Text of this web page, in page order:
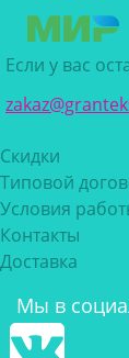
Если у вас
Скидки
Типовой
Условия
Контакты
Доставка
Мы в